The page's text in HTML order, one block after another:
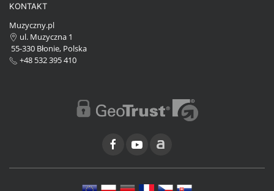
KONTAKT
Muzyczny.pl
ul. Muzyczna 1
55-330 Błonie, Polska
+48 532 395 410